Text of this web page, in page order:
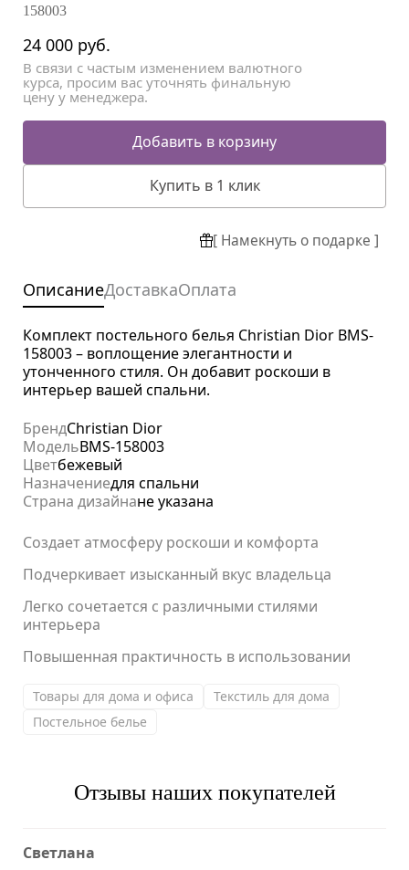
158003
24 000 руб.
В связи с частым изменением валютного
курса, просим вас уточнять финальную
цену у менеджера.
Добавить в корзину
Купить в 1 клик
[ Намекнуть о подарке ]
ОписаниеДоставкаОплата
Комплект постельного белья Christian Dior BMS-
158003 – воплощение элегантности и
утонченного стиля. Он добавит роскоши в
интерьер вашей спальни.
БрендChristian Dior
МодельBMS-158003
Цветбежевый
Назначениедля спальни
Страна дизайнане указана
Создает атмосферу роскоши и комфорта
Подчеркивает изысканный вкус владельца
Легко сочетается с различными стилями
интерьера
Повышенная практичность в использовании
Товары для дома и офиса
Текстиль для дома
Постельное белье
Отзывы наших покупателей
Светлана